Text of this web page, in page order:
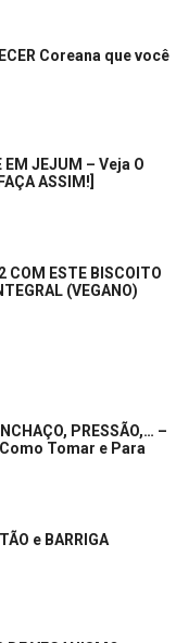
Coreana que você
EM JEJUM – Veja O
ASSIM!]
COM ESTE BISCOITO
(VEGANO)
PRESSÃO,… –
Como Tomar e Para
e BARRIGA